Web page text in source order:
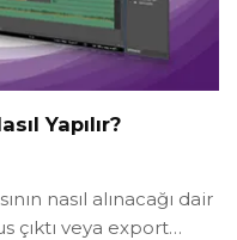
Yapılır?
nasıl alınacağı dair
çıktı veya export…